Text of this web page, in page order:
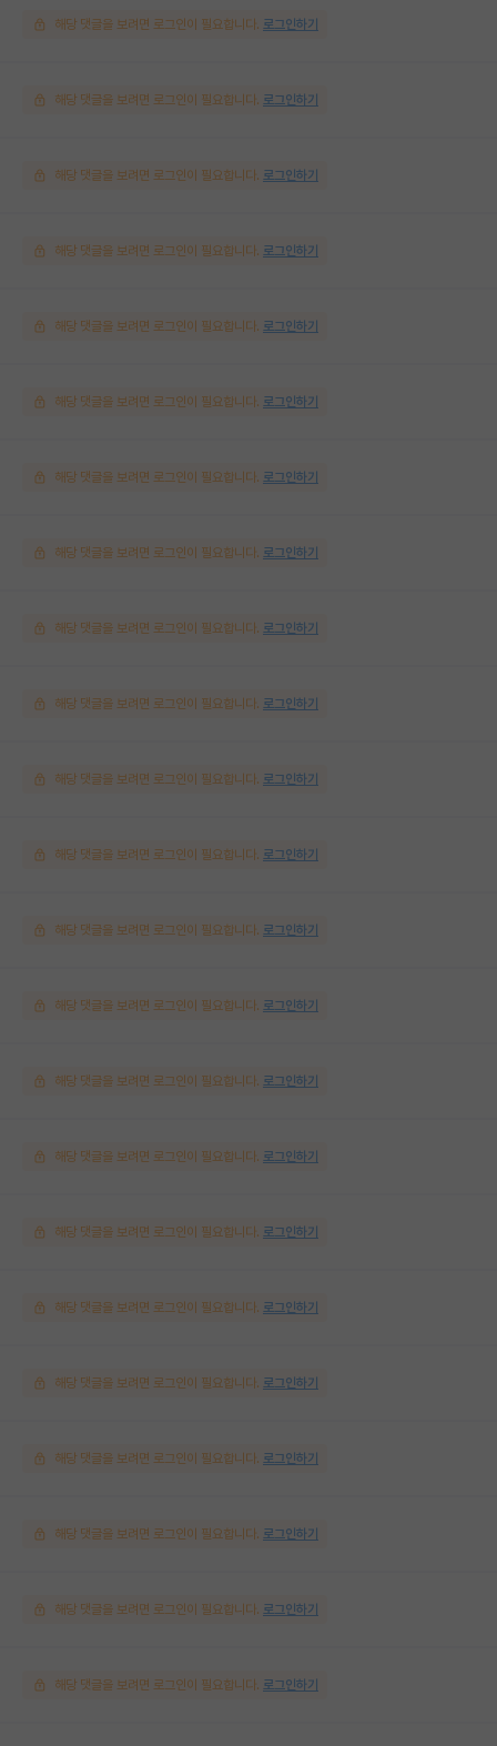
해당 댓글을 보려면 로그인이 필요합니다. 로그인하기
해당 댓글을 보려면 로그인이 필요합니다. 로그인하기
해당 댓글을 보려면 로그인이 필요합니다. 로그인하기
해당 댓글을 보려면 로그인이 필요합니다. 로그인하기
해당 댓글을 보려면 로그인이 필요합니다. 로그인하기
해당 댓글을 보려면 로그인이 필요합니다. 로그인하기
해당 댓글을 보려면 로그인이 필요합니다. 로그인하기
해당 댓글을 보려면 로그인이 필요합니다. 로그인하기
해당 댓글을 보려면 로그인이 필요합니다. 로그인하기
해당 댓글을 보려면 로그인이 필요합니다. 로그인하기
해당 댓글을 보려면 로그인이 필요합니다. 로그인하기
해당 댓글을 보려면 로그인이 필요합니다. 로그인하기
해당 댓글을 보려면 로그인이 필요합니다. 로그인하기
해당 댓글을 보려면 로그인이 필요합니다. 로그인하기
해당 댓글을 보려면 로그인이 필요합니다. 로그인하기
해당 댓글을 보려면 로그인이 필요합니다. 로그인하기
해당 댓글을 보려면 로그인이 필요합니다. 로그인하기
해당 댓글을 보려면 로그인이 필요합니다. 로그인하기
해당 댓글을 보려면 로그인이 필요합니다. 로그인하기
해당 댓글을 보려면 로그인이 필요합니다. 로그인하기
해당 댓글을 보려면 로그인이 필요합니다. 로그인하기
해당 댓글을 보려면 로그인이 필요합니다. 로그인하기
해당 댓글을 보려면 로그인이 필요합니다. 로그인하기